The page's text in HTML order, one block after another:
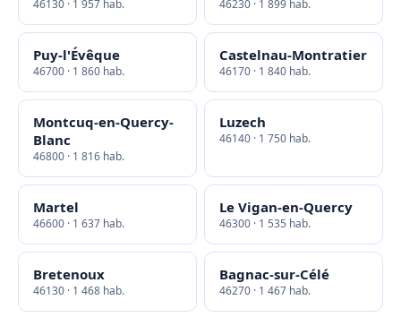
46130 · 1 957 hab. 46230 · 1 899 hab.
Puy-l'Évêque
46700 · 1 860 hab.
Castelnau-Montratier
46170 · 1 840 hab.
Montcuq-en-Quercy-
Blanc
46800 · 1 816 hab.
Luzech
46140 · 1 750 hab.
Martel
46600 · 1 637 hab.
Le Vigan-en-Quercy
46300 · 1 535 hab.
Bretenoux
46130 · 1 468 hab.
Bagnac-sur-Célé
46270 · 1 467 hab.